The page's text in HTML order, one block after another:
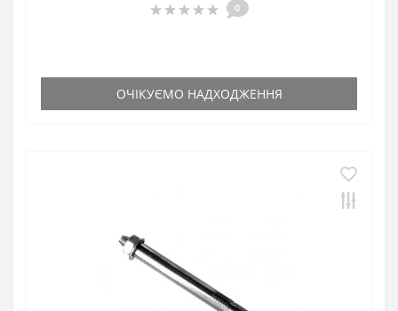
0
ОЧІКУЄМО НАДХОДЖЕННЯ